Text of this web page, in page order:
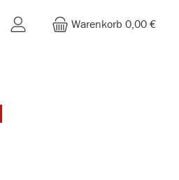
Warenkorb 0,00 €